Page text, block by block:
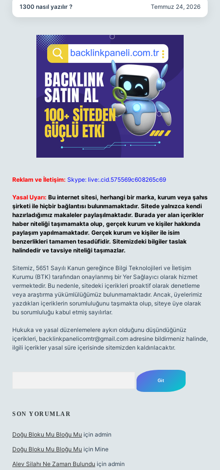
1300 nasıl yazılır ? Temmuz 24, 2026
Reklam ve İletişim: Skype: live:.cid.575569c608265c69
Yasal Uyarı: Bu internet sitesi, herhangi bir marka, kurum veya şahıs
şirketi ile hiçbir bağlantısı bulunmamaktadır. Sitede yalnızca kendi
hazırladığımız makaleler paylaşılmaktadır. Burada yer alan içerikler
haber niteliği taşımamakta olup, gerçek kurum ve kişiler hakkında
paylaşım yapılmamaktadır. Gerçek kurum ve kişiler ile isim
benzerlikleri tamamen tesadüfidir. Sitemizdeki bilgiler taslak
halindedir ve tavsiye niteliği taşımazlar.
Sitemiz, 5651 Sayılı Kanun gereğince Bilgi Teknolojileri ve İletişim
Kurumu (BTK) tarafından onaylanmış bir Yer Sağlayıcı olarak hizmet
vermektedir. Bu nedenle, sitedeki içerikleri proaktif olarak denetleme
veya araştırma yükümlülüğümüz bulunmamaktadır. Ancak, üyelerimiz
yazdıkları içeriklerin sorumluluğunu taşımakta olup, siteye üye olarak
bu sorumluluğu kabul etmiş sayılırlar.
Hukuka ve yasal düzenlemelere aykırı olduğunu düşündüğünüz
içerikleri, backlinkpanelicomtr@gmail.com adresine bildirmeniz halinde,
ilgili içerikler yasal süre içerisinde sitemizden kaldırılacaktır.
SON YORUMLAR
Doğu Bloku Mu Bloğu Mu için admin
Doğu Bloku Mu Bloğu Mu için Mine
Alev Silahı Ne Zaman Bulundu için admin